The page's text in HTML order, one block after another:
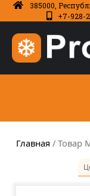
385000,
+7-928-
Главная / Товар